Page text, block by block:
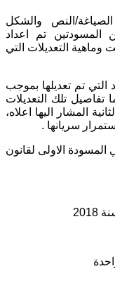
النص والشكل
المسودتين تم اعداد
التعديلات التي
التي تم تعديلها بموجب
تفاصيل تلك التعديلات
المشار اليها اعلاه،
سريانها .
في المسودة الاولى لقانون